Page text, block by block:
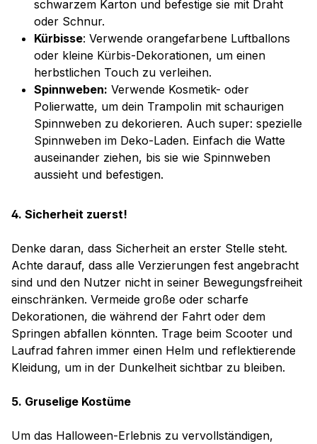
schwarzem Karton und befestige sie mit Draht
oder Schnur.
Kürbisse: Verwende orangefarbene Luftballons
oder kleine Kürbis-Dekorationen, um einen
herbstlichen Touch zu verleihen.
Spinnweben: Verwende Kosmetik- oder
Polierwatte, um dein Trampolin mit schaurigen
Spinnweben zu dekorieren. Auch super: spezielle
Spinnweben im Deko-Laden. Einfach die Watte
auseinander ziehen, bis sie wie Spinnweben
aussieht und befestigen.
4. Sicherheit zuerst!
Denke daran, dass Sicherheit an erster Stelle steht.
Achte darauf, dass alle Verzierungen fest angebracht
sind und den Nutzer nicht in seiner Bewegungsfreiheit
einschränken. Vermeide große oder scharfe
Dekorationen, die während der Fahrt oder dem
Springen abfallen könnten. Trage beim Scooter und
Laufrad fahren immer einen Helm und reflektierende
Kleidung, um in der Dunkelheit sichtbar zu bleiben.
5. Gruselige Kostüme
Um das Halloween-Erlebnis zu vervollständigen,